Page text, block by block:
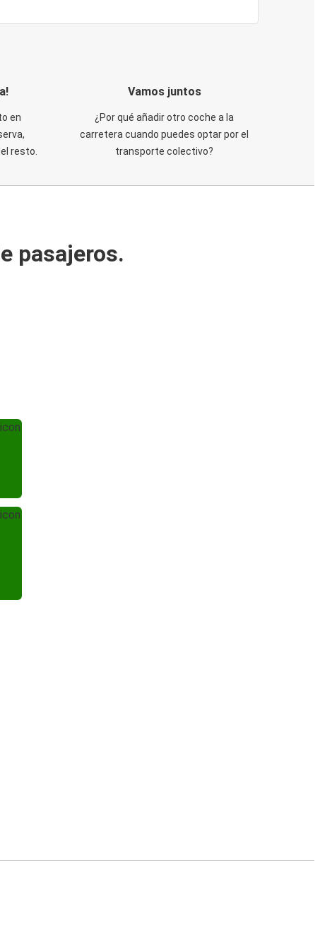
en
resto.
Vamos juntos
¿Por qué añadir otro coche a la
carretera cuando puedes optar por el
transporte colectivo?
pasajeros.